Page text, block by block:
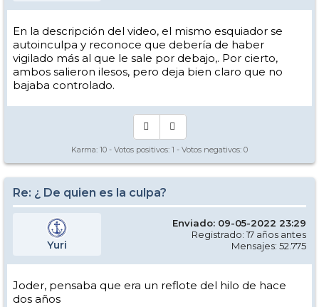
En la descripción del video, el mismo esquiador se
autoinculpa y reconoce que debería de haber
vigilado más al que le sale por debajo,. Por cierto,
ambos salieron ilesos, pero deja bien claro que no
bajaba controlado.
Karma: 10 - Votos positivos: 1 - Votos negativos: 0
Re: ¿ De quien es la culpa?
Yuri
Enviado: 09-05-2022 23:29
Registrado: 17 años antes
Mensajes: 52.775
Joder, pensaba que era un reflote del hilo de hace
dos años